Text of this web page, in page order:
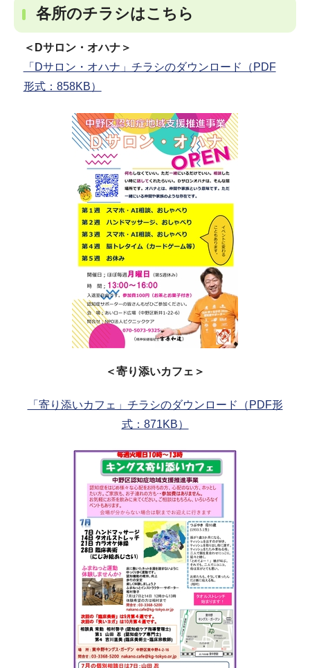
各所のチラシはこちら
＜Dサロン・オハナ＞
「Dサロン・オハナ」チラシのダウンロード（PDF
形式：858KB）
＜寄り添いカフェ＞
「寄り添いカフェ」チラシのダウンロード（PDF形
式：871KB）